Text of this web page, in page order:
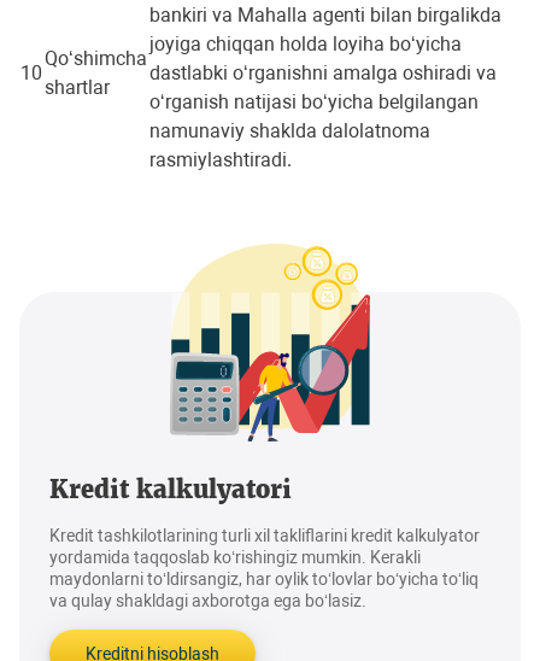
10
Qo‘shimcha
shartlar
bankiri va Mahalla agenti bilan birgalikda
joyiga chiqqan holda loyiha bo‘yicha
dastlabki o‘rganishni amalga oshiradi va
o‘rganish natijasi bo‘yicha belgilangan
namunaviy shaklda dalolatnoma
rasmiylashtiradi.
Kredit kalkulyatori
Kredit tashkilotlarining turli xil takliflarini kredit kalkulyator
yordamida taqqoslab ko‘rishingiz mumkin. Kerakli
maydonlarni to‘ldirsangiz, har oylik to‘lovlar bo‘yicha to‘liq
va qulay shakldagi axborotga ega bo‘lasiz.
Kreditni hisoblash